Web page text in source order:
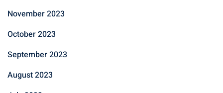
November 2023
October 2023
September 2023
August 2023